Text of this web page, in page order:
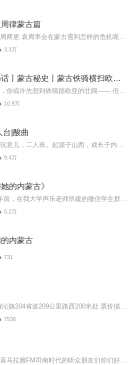
律蒙古篇
3.3万
蒙古帝国秘话丨蒙古秘史丨蒙古铁骑横扫欧亚丨
10.9万
台|酸曲
9.4万
的内蒙古》
5.2万
内蒙古
731
7536